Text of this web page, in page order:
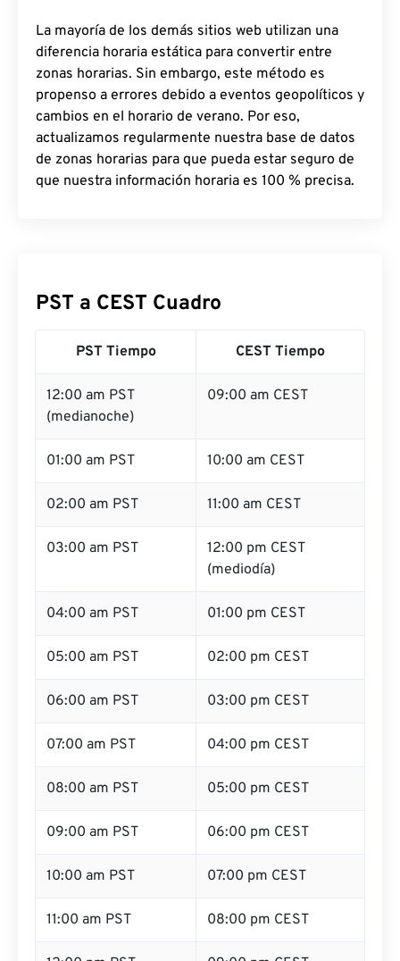
La mayoría de los demás sitios web utilizan una
diferencia horaria estática para convertir entre
zonas horarias. Sin embargo, este método es
propenso a errores debido a eventos geopolíticos y
cambios en el horario de verano. Por eso,
actualizamos regularmente nuestra base de datos
de zonas horarias para que pueda estar seguro de
que nuestra información horaria es 100 % precisa.
PST a CEST Cuadro
PST Tiempo CEST Tiempo
12:00 am PST
(medianoche)
09:00 am CEST
01:00 am PST 10:00 am CEST
02:00 am PST 11:00 am CEST
03:00 am PST
12:00 pm CEST
(mediodía)
04:00 am PST 01:00 pm CEST
05:00 am PST 02:00 pm CEST
06:00 am PST 03:00 pm CEST
07:00 am PST 04:00 pm CEST
08:00 am PST 05:00 pm CEST
09:00 am PST 06:00 pm CEST
10:00 am PST 07:00 pm CEST
11:00 am PST 08:00 pm CEST